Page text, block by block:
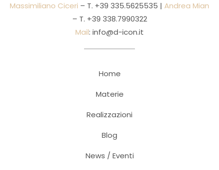
Massimiliano Ciceri – T. +39 335.5625535 | Andrea Mian
– T. +39 338.7990322
Mail: info@d-icon.it
Home
Materie
Realizzazioni
Blog
News / Eventi